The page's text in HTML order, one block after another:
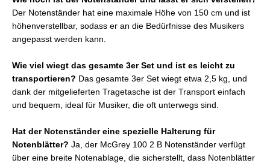
Der Notenständer hat eine maximale Höhe von 150 cm und ist
höhenverstellbar, sodass er an die Bedürfnisse des Musikers
angepasst werden kann.
Wie viel wiegt das gesamte 3er Set und ist es leicht zu
transportieren? Das gesamte 3er Set wiegt etwa 2,5 kg, und
dank der mitgelieferten Tragetasche ist der Transport einfach
und bequem, ideal für Musiker, die oft unterwegs sind.
Hat der Notenständer eine spezielle Halterung für
Notenblätter? Ja, der McGrey 100 2 B Notenständer verfügt
über eine breite Notenablage, die sicherstellt, dass Notenblätter